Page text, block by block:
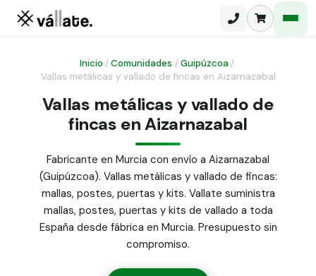
Malla ganadera
Malla simple torsión
Malla triple torsión
Panel malla H.
Puerta abatible dos hojas
Puerta acceso peatonal
Poste malla Hércules
Poste malla simple torsión
Alambre de espino galvanizado
Inicio /Comunidades / Guipúzcoa /
Vallas metálicas y vallado de fincas en Aizarnazabal
Vallas metálicas y vallado de
fincas en Aizarnazabal
Fabricante en Murcia con envío a Aizarnazabal
(Guipúzcoa). Vallas metálicas y vallado de fincas:
mallas, postes, puertas y kits. Vallate suministra
mallas, postes, puertas y kits de vallado a toda
España desde fábrica en Murcia. Presupuesto sin
compromiso.